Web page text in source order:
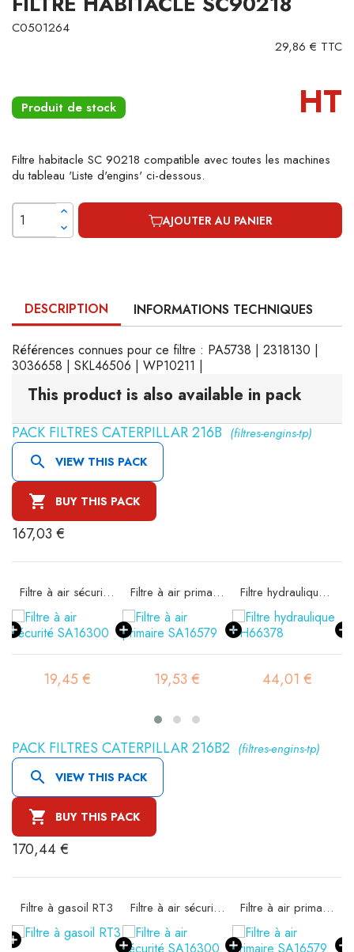
C0501264
29,86 € TTC
Produit de stock HT
Filtre habitacle SC 90218 compatible avec toutes les machines
du tableau 'Liste d'engins' ci-dessous.
AJOUTER AU PANIER
DESCRIPTION INFORMATIONS TECHNIQUES
Références connues pour ce filtre : PA5738 | 2318130 |
3036658 | SKL46506 | WP10211 |
This product is also available in pack
PACK FILTRES CATERPILLAR 216B (filtres-engins-tp)
 VIEW THIS PACK
 BUY THIS PACK
167,03 €
Filtre à air sécurité SA16300
19,45 €
Filtre à air primaire SA16579
19,53 €
Filtre hydraulique SH66378
44,01 €
PACK FILTRES CATERPILLAR 216B2 (filtres-engins-tp)
 VIEW THIS PACK
 BUY THIS PACK
170,44 €
Filtre à gasoil RT3 Filtre à air sécurité SA16300 Filtre à air primaire SA16579